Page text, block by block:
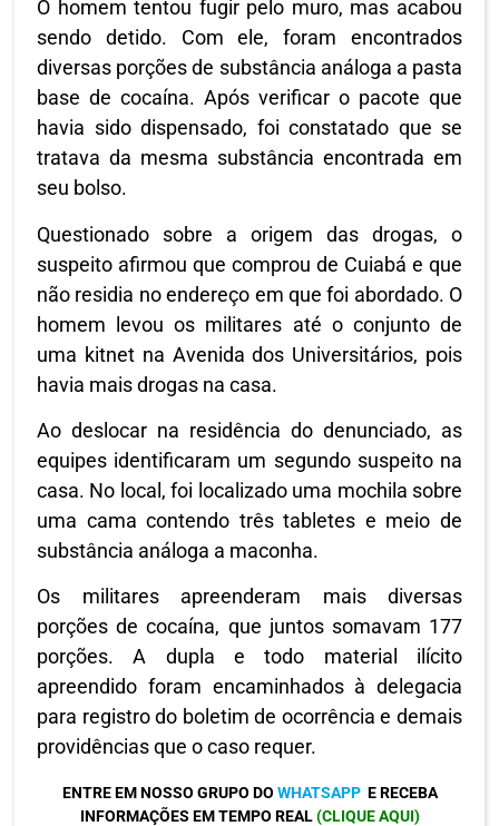
O homem tentou fugir pelo muro, mas acabou
sendo detido. Com ele, foram encontrados
diversas porções de substância análoga a pasta
base de cocaína. Após verificar o pacote que
havia sido dispensado, foi constatado que se
tratava da mesma substância encontrada em
seu bolso.
Questionado sobre a origem das drogas, o
suspeito afirmou que comprou de Cuiabá e que
não residia no endereço em que foi abordado. O
homem levou os militares até o conjunto de
uma kitnet na Avenida dos Universitários, pois
havia mais drogas na casa.
Ao deslocar na residência do denunciado, as
equipes identificaram um segundo suspeito na
casa. No local, foi localizado uma mochila sobre
uma cama contendo três tabletes e meio de
substância análoga a maconha.
Os militares apreenderam mais diversas
porções de cocaína, que juntos somavam 177
porções. A dupla e todo material ilícito
apreendido foram encaminhados à delegacia
para registro do boletim de ocorrência e demais
providências que o caso requer.
ENTRE EM NOSSO GRUPO DO WHATSAPP E RECEBA
INFORMAÇÕES EM TEMPO REAL(CLIQUE AQUI)